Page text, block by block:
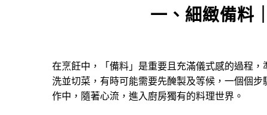
一、細緻備料
在烹飪中，「備料」是重要且充滿儀式感的過程
洗並切菜，有時可能需要先醃製及等候，一個個
作中，隨著心流，進入廚房獨有的料理世界。